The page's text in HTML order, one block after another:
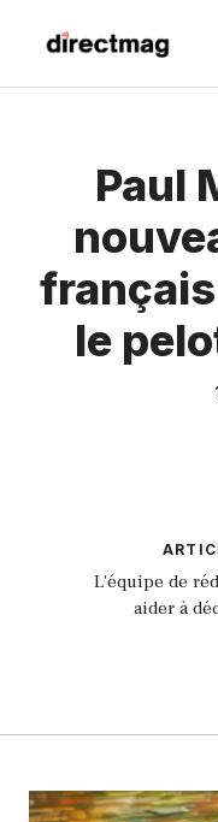
contenu
Paul
le
L'équipe de
aider à